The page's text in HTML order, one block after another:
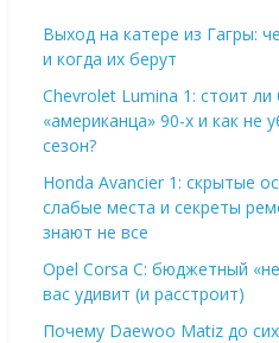
Выход на катере из Гагры:
и когда их берут
Chevrolet Lumina 1: стоит ли
«американца» 90-х и как не
сезон?
Honda Avancier 1: скрытые
слабые места и секреты
знают не все
Opel Corsa C: бюджетный
вас удивит (и расстроит)
Почему Daewoo Matiz до